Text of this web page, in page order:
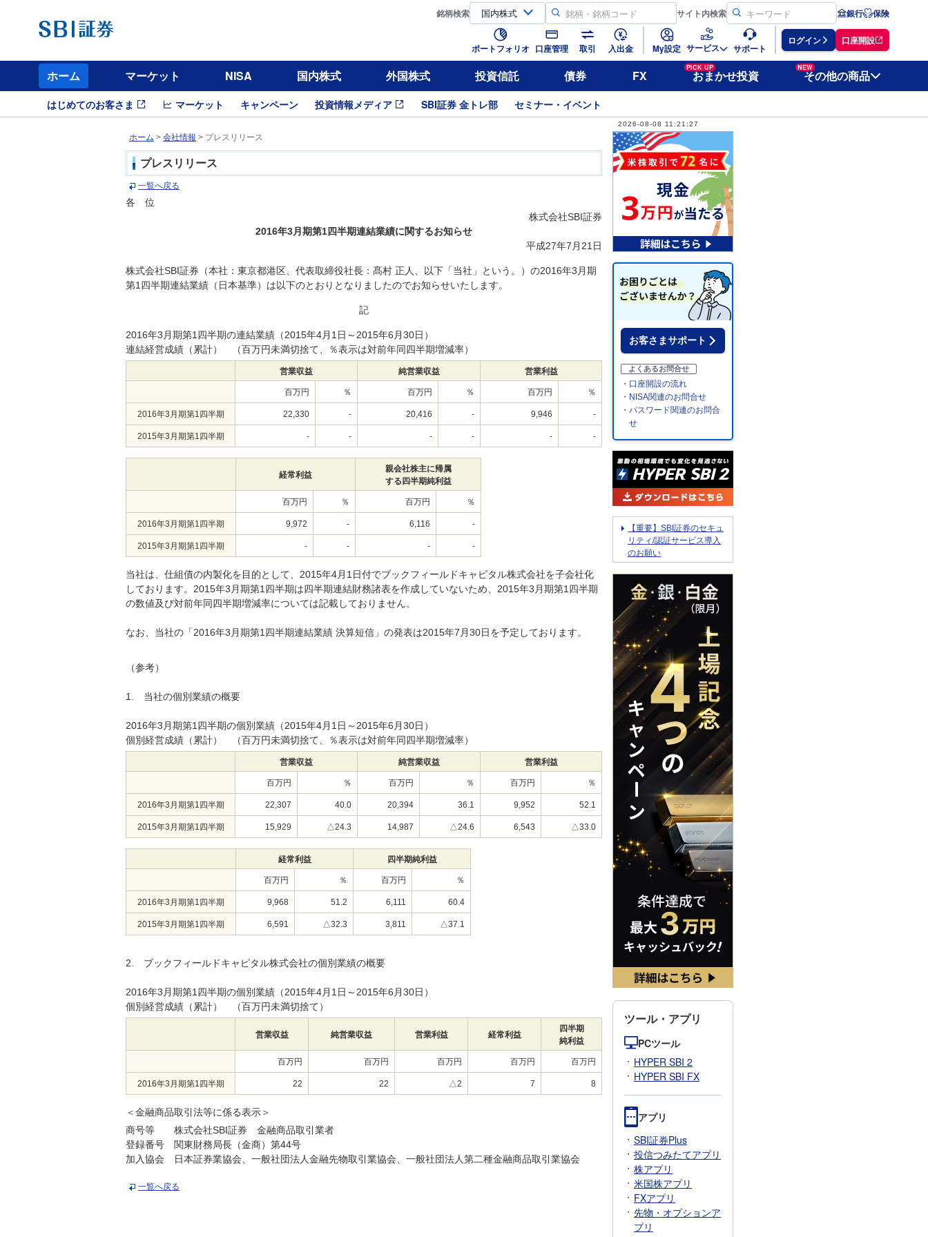
銘柄検索 サイト内検索 銀行 保険
ポートフォリオ 口座管理 取引 入出金 My設定 サービス サポート
ログイン 口座開設
ホーム マーケット NISA 国内株式 外国株式 投資信託 債券 FX
PICK UP
おまかせ投資
NEW
その他の商品
はじめてのお客さま マーケット キャンペーン 投資情報メディア SBI証券 金トレ部 セミナー・イベント
2026-08-08 11:21:27
ホーム > 会社情報 > プレスリリース
プレスリリース
一覧へ戻る
各 位
株式会社SBI証券
2016年3月期第1四半期連結業績に関するお知らせ
平成27年7月21日
株式会社SBI証券（本社：東京都港区、代表取締役社長：髙村 正人、以下「当社」という。）の2016年3月期
第1四半期連結業績（日本基準）は以下のとおりとなりましたのでお知らせいたします。
記
2016年3月期第1四半期の連結業績（2015年4月1日～2015年6月30日）
連結経営成績（累計） （百万円未満切捨て、％表示は対前年同四半期増減率）
営業収益 純営業収益 営業利益
百万円 ％ 百万円 ％ 百万円 ％
2016年3月期第1四半期 22,330 - 20,416 - 9,946 -
2015年3月期第1四半期 - - - - - -
経常利益
親会社株主に帰属
する四半期純利益
百万円 ％ 百万円 ％
2016年3月期第1四半期 9,972 - 6,116 -
2015年3月期第1四半期 - - - -
当社は、仕組債の内製化を目的として、2015年4月1日付でブックフィールドキャピタル株式会社を子会社化
しております。2015年3月期第1四半期は四半期連結財務諸表を作成していないため、2015年3月期第1四半期
の数値及び対前年同四半期増減率については記載しておりません。
なお、当社の「2016年3月期第1四半期連結業績 決算短信」の発表は2015年7月30日を予定しております。
（参考）
1. 当社の個別業績の概要
2016年3月期第1四半期の個別業績（2015年4月1日～2015年6月30日）
個別経営成績（累計） （百万円未満切捨て、％表示は対前年同四半期増減率）
営業収益 純営業収益 営業利益
百万円 ％ 百万円 ％ 百万円 ％
2016年3月期第1四半期 22,307 40.0 20,394 36.1 9,952 52.1
2015年3月期第1四半期 15,929 △24.3 14,987 △24.6 6,543 △33.0
経常利益 四半期純利益
百万円 ％ 百万円 ％
2016年3月期第1四半期 9,968 51.2 6,111 60.4
2015年3月期第1四半期 6,591 △32.3 3,811 △37.1
2. ブックフィールドキャピタル株式会社の個別業績の概要
2016年3月期第1四半期の個別業績（2015年4月1日～2015年6月30日）
個別経営成績（累計） （百万円未満切捨て）
営業収益 純営業収益 営業利益 経常利益
四半期
純利益
百万円 百万円 百万円 百万円 百万円
2016年3月期第1四半期 22 22 △2 7 8
＜金融商品取引法等に係る表示＞
商号等 株式会社SBI証券 金融商品取引業者
登録番号 関東財務局長（金商）第44号
加入協会 日本証券業協会、一般社団法人金融先物取引業協会、一般社団法人第二種金融商品取引業協会
一覧へ戻る
お客さまサポート
よくあるお問合せ
・口座開設の流れ
・NISA関連のお問合せ
・パスワード関連のお問合
せ
【重要】SBI証券のセキュ
リティ/認証サービス導入
のお願い
ツール・アプリ
PCツール
HYPER SBI 2
HYPER SBI FX
アプリ
SBI証券Plus
投信つみたてアプリ
株アプリ
米国株アプリ
FXアプリ
先物・オプションア
プリ